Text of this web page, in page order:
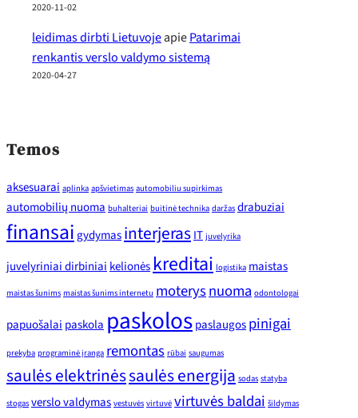
2020-11-02
leidimas dirbti LietuvojeapiePatarimai
renkantis verslo valdymo sistemą
2020-04-27
Temos
aksesuarai aplinka apšvietimas automobiliu supirkimas
automobilių nuoma buhalteriai buitinė technika daržas drabuziai
finansai gydymasinterjerasIT juvelyrika
juvelyriniai dirbiniai kelionėskreditai logistika maistas
maistas šunims maistas šunims internetu moterysnuoma odontologai
papuošalai paskola paskolospaslaugospinigai
prekyba programinė įranga remontas rūbai saugumas
saulės elektrinėssaulės energija sodas statyba
stogas verslo valdymas vestuvės virtuvė virtuvės baldai šildymas